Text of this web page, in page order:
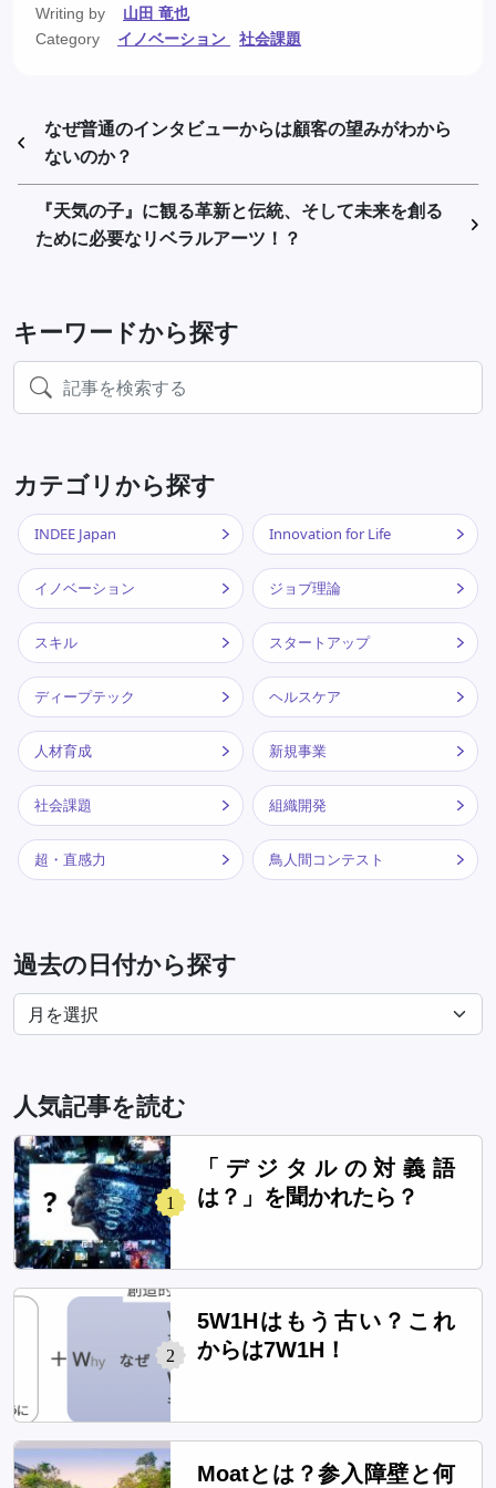
Writing by
山田 竜也
Category
イノベーション 社会課題
なぜ普通のインタビューからは顧客の望みがわから
ないのか？
『天気の子』に観る革新と伝統、そして未来を創る
ために必要なリベラルアーツ！？
キーワードから探す
カテゴリから探す
INDEE Japan Innovation for Life
イノベーション ジョブ理論
スキル スタートアップ
ディープテック ヘルスケア
人材育成 新規事業
社会課題 組織開発
超・直感力 鳥人間コンテスト
過去の日付から探す
人気記事を読む
1
「デジタルの対義語
は？」を聞かれたら？
2
5W1Hはもう古い？これ
からは7W1H！
Moatとは？参入障壁と何